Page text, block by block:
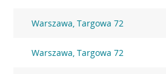
Warszawa, Targowa 72
Warszawa, Targowa 72